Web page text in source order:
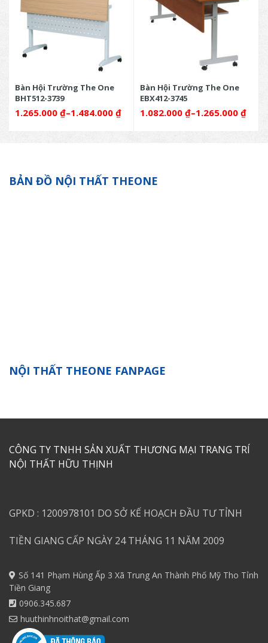
Bàn Hội Trường The One
BHT512-3739
1.265.000 ₫–1.484.000 ₫
Bàn Hội Trường The One
EBX412-3745
1.082.000 ₫–1.265.000 ₫
BẢN ĐỒ NỘI THẤT THEONE
NỘI THẤT THEONE FANPAGE
CÔNG TY TNHH SẢN XUẤT THƯƠNG MẠI TRANG TRÍ
NỘI THẤT HỮU THỊNH
GPKD : 1200978101 DO SỞ KẾ HOẠCH ĐẦU TƯ TỈNH
TIỀN GIANG CẤP NGÀY 24 THÁNG 11 NĂM 2009
Số 141 Phạm Hùng Ấp 3 Xã Trung An Thành Phố Mỹ Tho Tỉnh
Tiền Giang
0906.345.687
huuthinhnoithat@gmail.com